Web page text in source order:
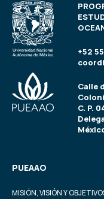
+52
Calle
C. P.
PUEAAO
MISIÓN, VISIÓN Y